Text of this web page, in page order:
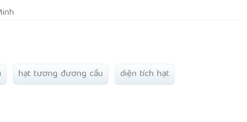
hạt tương đương cầu
diện tích hạt